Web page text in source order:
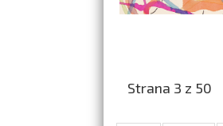
Strana 3 z 50